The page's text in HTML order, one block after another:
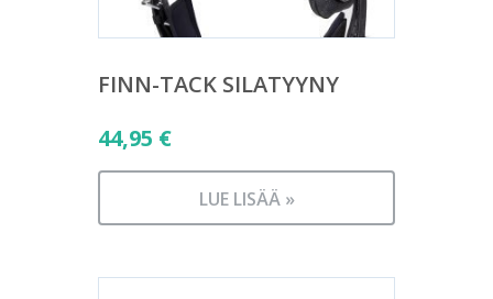
FINN-TACK SILATYYNY
44,95 €
LUE LISÄÄ »